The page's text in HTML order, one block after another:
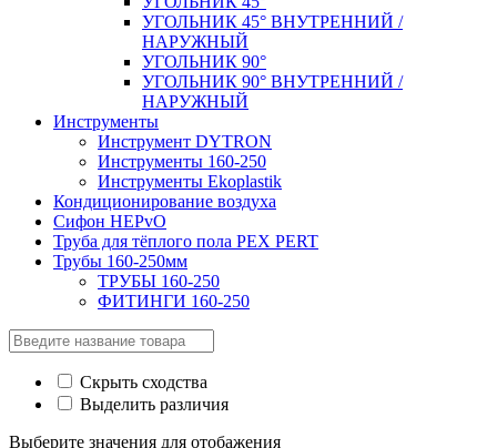
УГОЛЬНИК 45° ВНУТРЕННИЙ /
НАРУЖНЫЙ
УГОЛЬНИК 90°
УГОЛЬНИК 90° ВНУТРЕННИЙ /
НАРУЖНЫЙ
Инструменты
Инструмент DYTRON
Инструменты 160-250
Инструменты Ekoplastik
Кондиционирование воздуха
Сифон HEPvO
Труба для тёплого пола PEX PERT
Трубы 160-250мм
ТРУБЫ 160-250
ФИТИНГИ 160-250
Скрыть сходства
Выделить различия
Выберите значения для отобажения